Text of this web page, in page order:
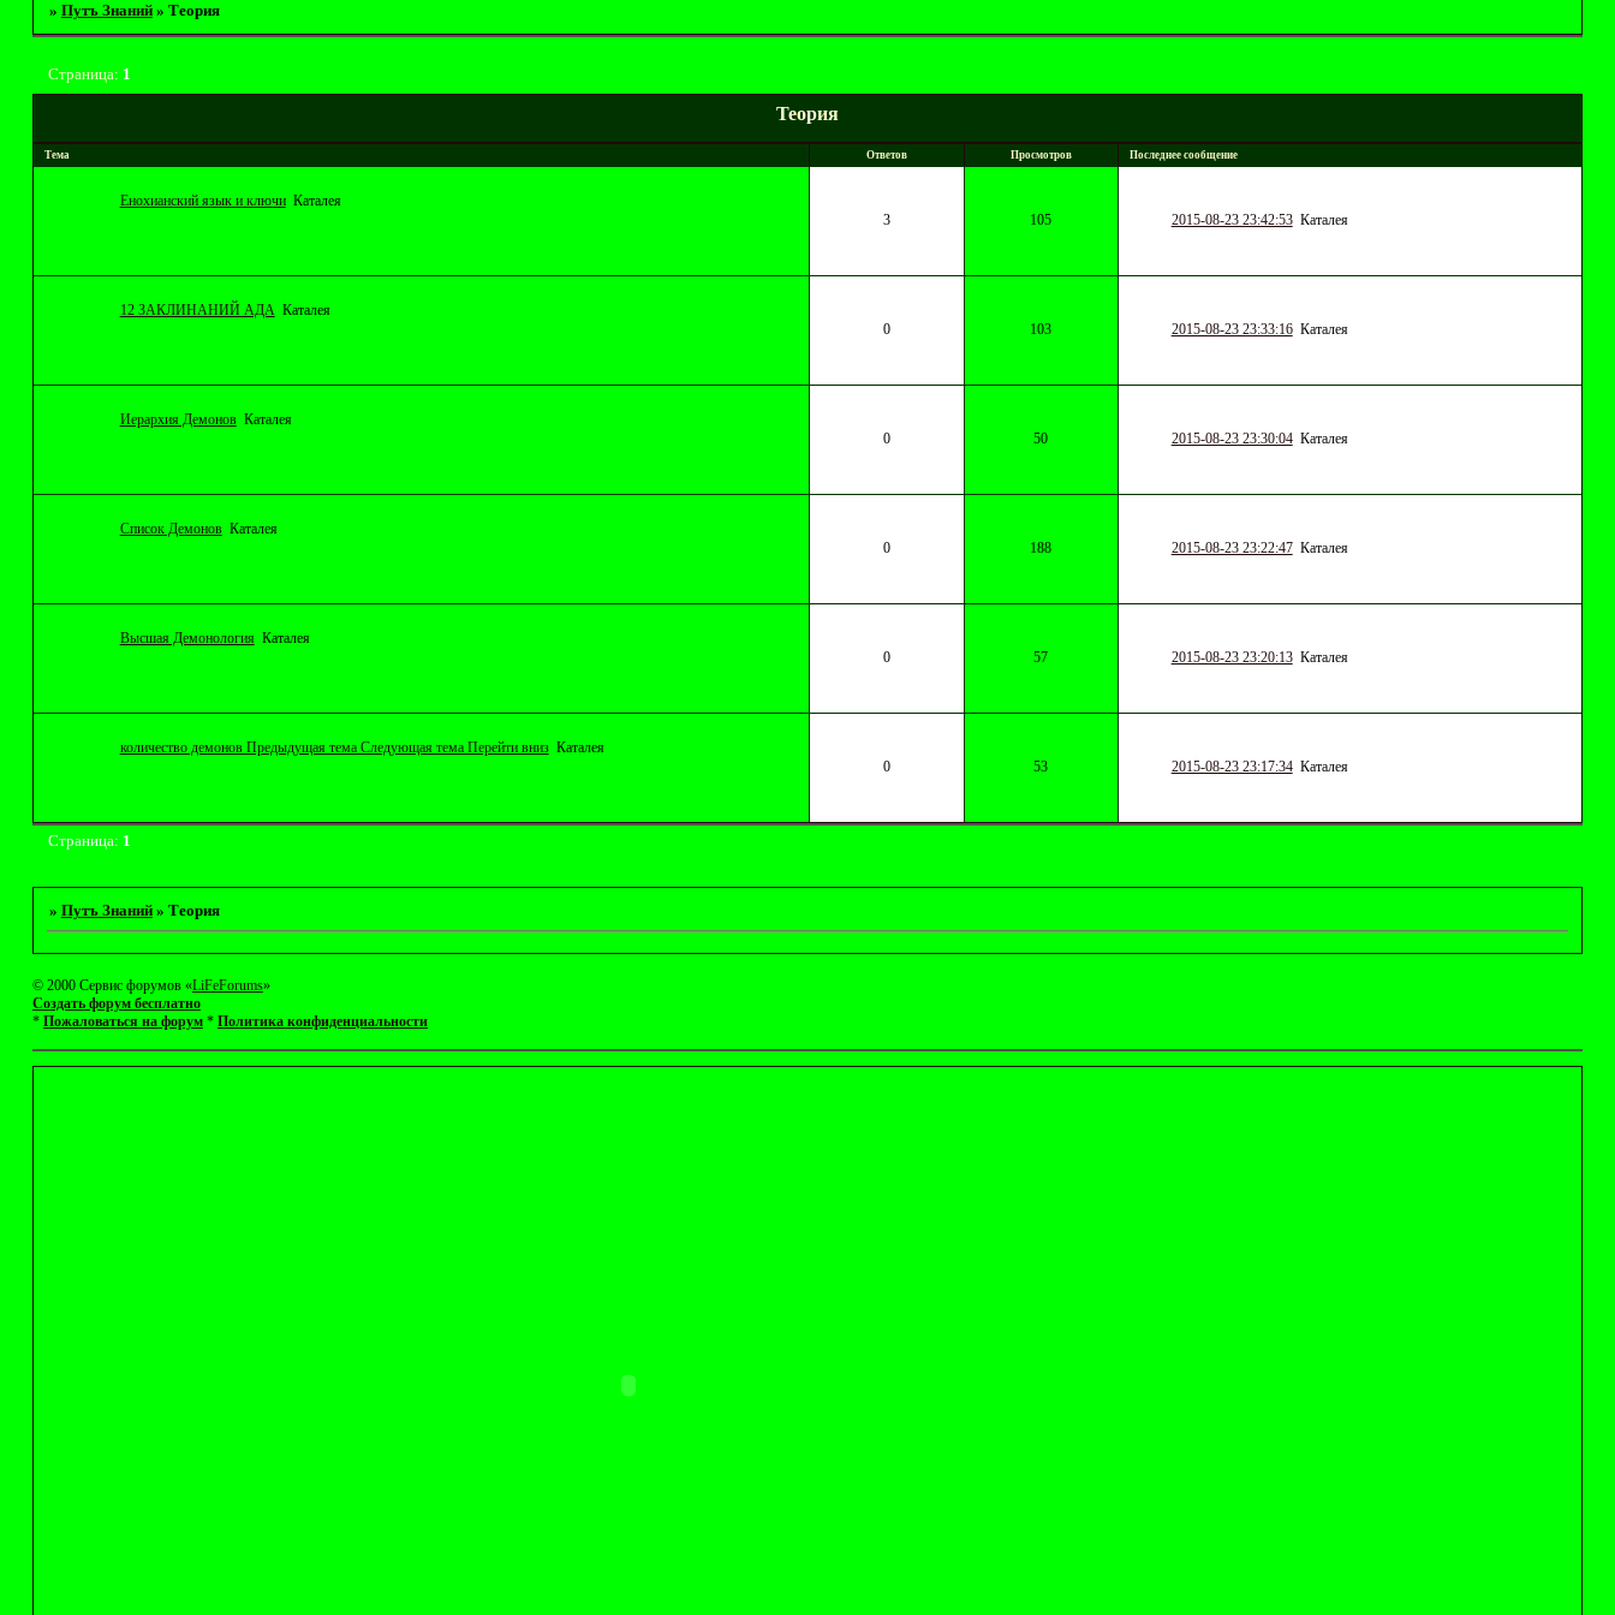
» Путъ Знаний » Теория
Теория
Страница: 1
Тема Ответов Просмотров Последнее сообщение
Енохианский язык и ключи Каталея
3
105 2015-08-23 23:42:53 Каталея
12 ЗАКЛИНАНИЙ АДА Каталея
0
103 2015-08-23 23:33:16 Каталея
Иерархия Демонов Каталея
0
50 2015-08-23 23:30:04 Каталея
Список Демонов Каталея
0
188 2015-08-23 23:22:47 Каталея
Высшая Демонология Каталея
0
57 2015-08-23 23:20:13 Каталея
количество демонов Предыдущая тема Следующая тема Перейти вниз Каталея
0
53 2015-08-23 23:17:34 Каталея
Страница: 1
» Путъ Знаний » Теория
© 2000 Сервис форумов «LiFeForums»
Создать форум бесплатно
* Пожаловаться на форум* Политика конфиденциальности